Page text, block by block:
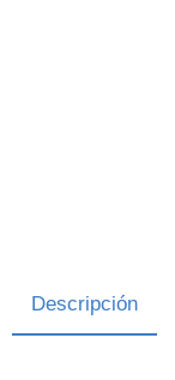
Descripción